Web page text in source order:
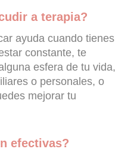
a terapia?
ayuda cuando tienes
constante, te
esfera de tu vida,
o personales, o
mejorar tu
efectivas?